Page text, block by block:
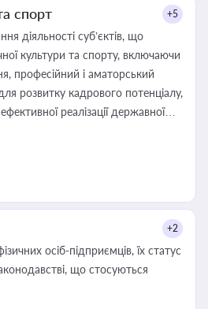
спорт +5
діяльності суб’єктів, що
культури та спорту, включаючи
професійний і аматорський
розвитку кадрового потенціалу,
реалізації державної
+2
осіб-підприємців, їх статус
що стосуються